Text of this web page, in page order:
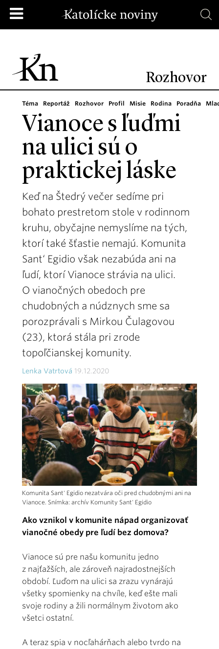
Rozhovor
Téma Reportáž Rozhovor Profil Misie Rodina Poradňa
Vianoce s ľuďmi
na ulici sú o
praktickej láske
Keď na Štedrý večer sedíme pri
bohato prestretom stole v rodinnom
kruhu, obyčajne nemyslíme na tých,
ktorí také šťastie nemajú. Komunita
Sant‘ Egidio však nezabúda ani na
ľudí, ktorí Vianoce strávia na ulici.
O vianočných obedoch pre
chudobných a núdznych sme sa
porozprávali s Mirkou Čulagovou
(23), ktorá stála pri zrode
topoľčianskej komunity.
Lenka Vatrtová 19.12.2020
Komunita Sant' Egidio nezatvára oči pred chudobnými ani na
Vianoce. Snímka: archív Komunity Sant' Egidio
Ako vznikol v komunite nápad organizovať
vianočné obedy pre ľudí bez domova?
Vianoce sú pre našu komunitu jedno
z najťažších, ale zároveň najradostnejších
období. Ľuďom na ulici sa zrazu vynárajú
všetky spomienky na chvíle, keď ešte mali
svoje rodiny a žili normálnym životom ako
všetci ostatní.
A teraz spia v nocľahárňach alebo tvrdo na